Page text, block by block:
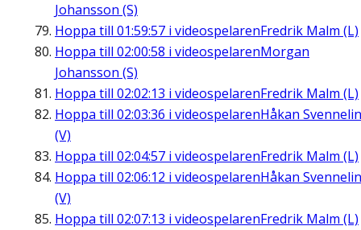
Johansson (S)
Hoppa till 01:59:57 i videospelarenFredrik Malm (L)
Hoppa till 02:00:58 i videospelarenMorgan
Johansson (S)
Hoppa till 02:02:13 i videospelarenFredrik Malm (L)
Hoppa till 02:03:36 i videospelarenHåkan
(V)
Hoppa till 02:04:57 i videospelarenFredrik Malm (L)
Hoppa till 02:06:12 i videospelarenHåkan
(V)
Hoppa till 02:07:13 i videospelarenFredrik Malm (L)